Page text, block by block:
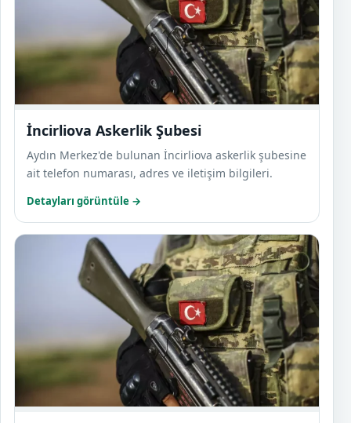
İncirliova Askerlik Şubesi
Aydın Merkez'de bulunan İncirliova askerlik şubesine
ait telefon numarası, adres ve iletişim bilgileri.
Detayları görüntüle →